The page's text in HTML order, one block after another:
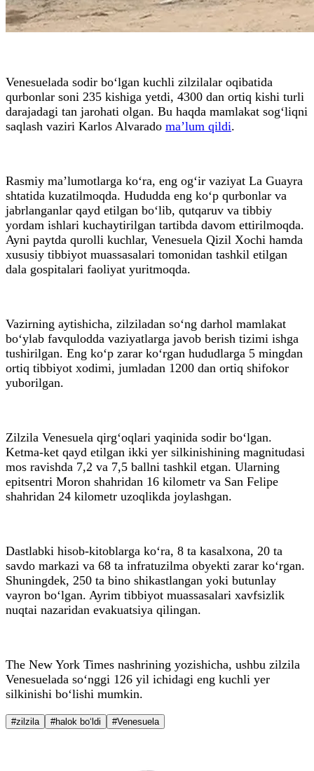
Venesuelada sodir bo‘lgan kuchli zilzilalar oqibatida
qurbonlar soni 235 kishiga yetdi, 4300 dan ortiq kishi turli
darajadagi tan jarohati olgan. Bu haqda mamlakat sog‘liqni
saqlash vaziri Karlos Alvarado ma’lum qildi.
Rasmiy ma’lumotlarga ko‘ra, eng og‘ir vaziyat La Guayra
shtatida kuzatilmoqda. Hududda eng ko‘p qurbonlar va
jabrlanganlar qayd etilgan bo‘lib, qutqaruv va tibbiy
yordam ishlari kuchaytirilgan tartibda davom ettirilmoqda.
Ayni paytda qurolli kuchlar, Venesuela Qizil Xochi hamda
xususiy tibbiyot muassasalari tomonidan tashkil etilgan
dala gospitalari faoliyat yuritmoqda.
Vazirning aytishicha, zilziladan so‘ng darhol mamlakat
bo‘ylab favqulodda vaziyatlarga javob berish tizimi ishga
tushirilgan. Eng ko‘p zarar ko‘rgan hududlarga 5 mingdan
ortiq tibbiyot xodimi, jumladan 1200 dan ortiq shifokor
yuborilgan.
Zilzila Venesuela qirg‘oqlari yaqinida sodir bo‘lgan.
Ketma-ket qayd etilgan ikki yer silkinishining magnitudasi
mos ravishda 7,2 va 7,5 ballni tashkil etgan. Ularning
epitsentri Moron shahridan 16 kilometr va San Felipe
shahridan 24 kilometr uzoqlikda joylashgan.
Dastlabki hisob-kitoblarga ko‘ra, 8 ta kasalxona, 20 ta
savdo markazi va 68 ta infratuzilma obyekti zarar ko‘rgan.
Shuningdek, 250 ta bino shikastlangan yoki butunlay
vayron bo‘lgan. Ayrim tibbiyot muassasalari xavfsizlik
nuqtai nazaridan evakuatsiya qilingan.
The New York Times nashrining yozishicha, ushbu zilzila
Venesuelada so‘nggi 126 yil ichidagi eng kuchli yer
silkinishi bo‘lishi mumkin.
#zilzila #halok bo‘ldi #Venesuela